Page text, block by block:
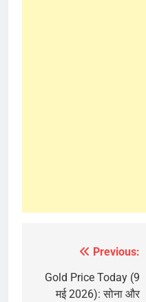
navigation
Previous:
Gold Price Today (9
मई 2026): सोना और